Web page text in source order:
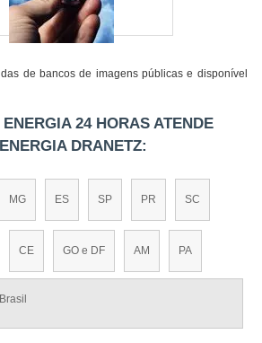
de bancos de imagens públicas e disponível
24 HORAS ATENDE
DRANETZ:
MG ES SP PR SC
CE GO e DF AM PA